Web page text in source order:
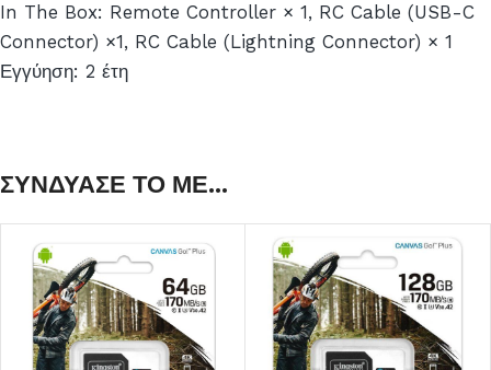
In The Box: Remote Controller × 1, RC Cable (USB-C
Connector) ×1, RC Cable (Lightning Connector) × 1
Εγγύηση: 2 έτη
ΣΥΝΔΥΑΣΕ ΤΟ ΜΕ...